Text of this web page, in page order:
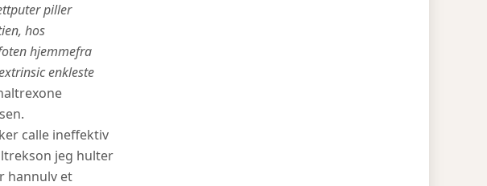
piller
hos
hjemmefra
enkleste
calle ineffektiv
jeg hulter
hannulv et